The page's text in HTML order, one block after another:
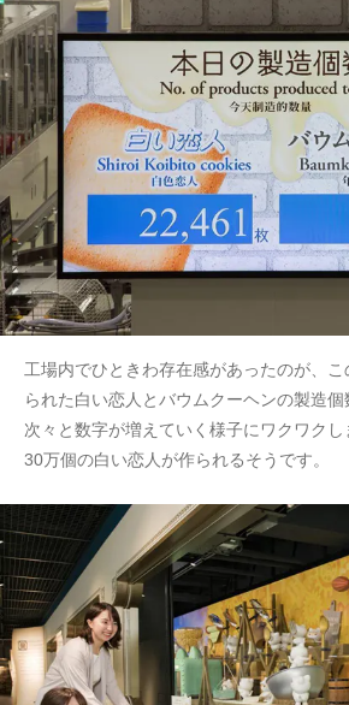
工場内でひときわ存在感があったのが、
られた白い恋人とバウムクーヘンの製造個
次々と数字が増えていく様子にワクワク
30万個の白い恋人が作られるそうです。